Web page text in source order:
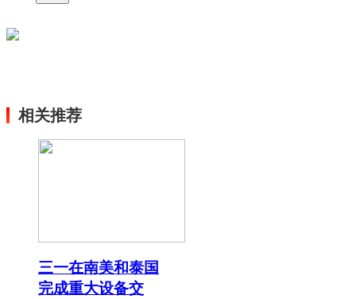
相关推荐
三一在南美和泰国
完成重大设备交